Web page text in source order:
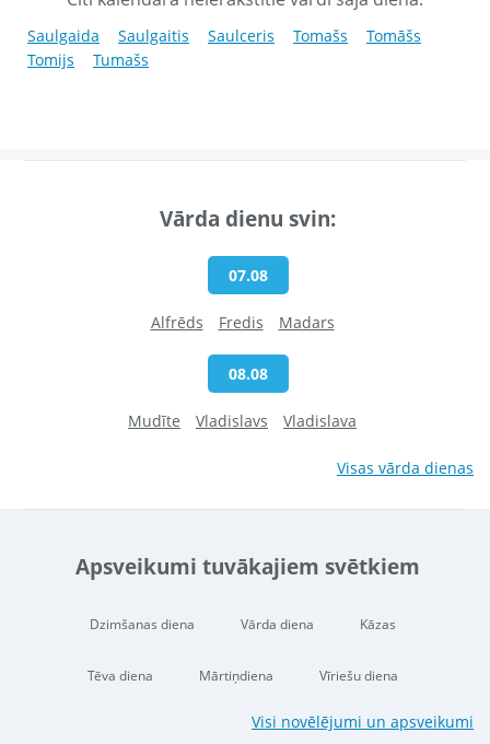
Saulgaida Saulgaitis Saulceris Tomašs
Tomāšs
Tomijs
Tumašs
Vārda dienu svin:
07.08
Alfrēds Fredis Madars
08.08
Mudīte Vladislavs Vladislava
Visas vārda dienas
Apsveikumi tuvākajiem svētkiem
Dzimšanas diena Vārda diena Kāzas
Tēva diena Mārtiņdiena Vīriešu diena
Visi novēlējumi un apsveikumi